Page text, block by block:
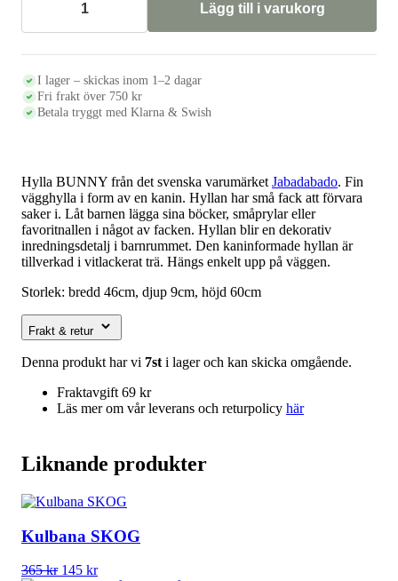
BUNNY,
Lägg till i varukorg
I lager – skickas inom 1–2 dagar
Fri frakt över 750 kr
Betala tryggt med Klarna & Swish
Hylla BUNNY från det svenska varumärket Jabadabado. Fin
vägghylla i form av en kanin. Hyllan har små fack att förvara
saker i. Låt barnen lägga sina böcker, småprylar eller
favoritnallen i något av facken. Hyllan blir en dekorativ
inredningsdetalj i barnrummet. Den kaninformade hyllan är
tillverkad i vitlackerat trä. Hängs enkelt upp på väggen.
Storlek: bredd 46cm, djup 9cm, höjd 60cm
Frakt & retur
Denna produkt har vi 7st i lager och kan skicka omgående.
Fraktavgift 69 kr
Läs mer om vår leverans och returpolicy här
Liknande produkter
Kulbana SKOG
365kr Det
145 krDet